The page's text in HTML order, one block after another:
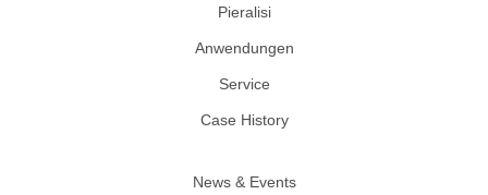
Pieralisi
Anwendungen
Service
Case History
News & Events